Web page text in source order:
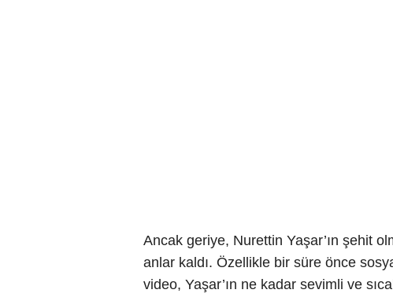
Ancak geriye, Nurettin Yaşar’ın şehit
anlar kaldı. Özellikle bir süre önce
video, Yaşar’ın ne kadar sevimli ve